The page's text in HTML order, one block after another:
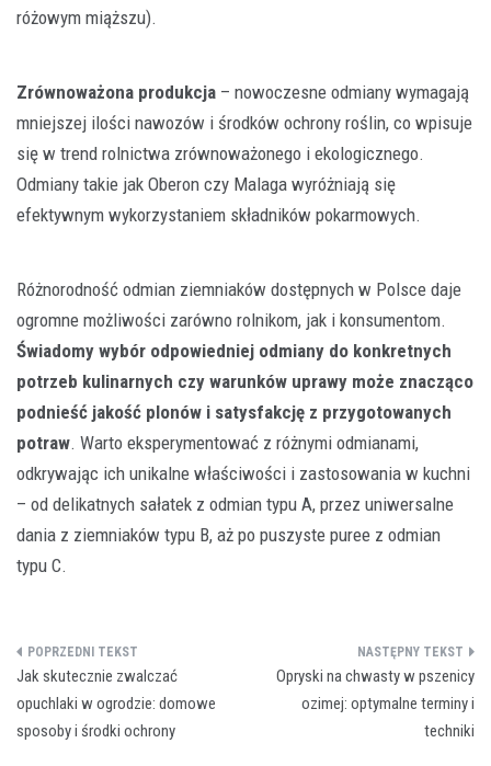
różowym miąższu).
Zrównoważona produkcja – nowoczesne odmiany wymagają
mniejszej ilości nawozów i środków ochrony roślin, co wpisuje
się w trend rolnictwa zrównoważonego i ekologicznego.
Odmiany takie jak Oberon czy Malaga wyróżniają się
efektywnym wykorzystaniem składników pokarmowych.
Różnorodność odmian ziemniaków dostępnych w Polsce daje
ogromne możliwości zarówno rolnikom, jak i konsumentom.
Świadomy wybór odpowiedniej odmiany do konkretnych
potrzeb kulinarnych czy warunków uprawy może znacząco
podnieść jakość plonów i satysfakcję z przygotowanych
potraw. Warto eksperymentować z różnymi odmianami,
odkrywając ich unikalne właściwości i zastosowania w kuchni
– od delikatnych sałatek z odmian typu A, przez uniwersalne
dania z ziemniaków typu B, aż po puszyste puree z odmian
typu C.
Nawigacja
wpisu
Jak skutecznie zwalczać
opuchlaki w ogrodzie: domowe
sposoby i środki ochrony
Opryski na chwasty w pszenicy
ozimej: optymalne terminy i
techniki